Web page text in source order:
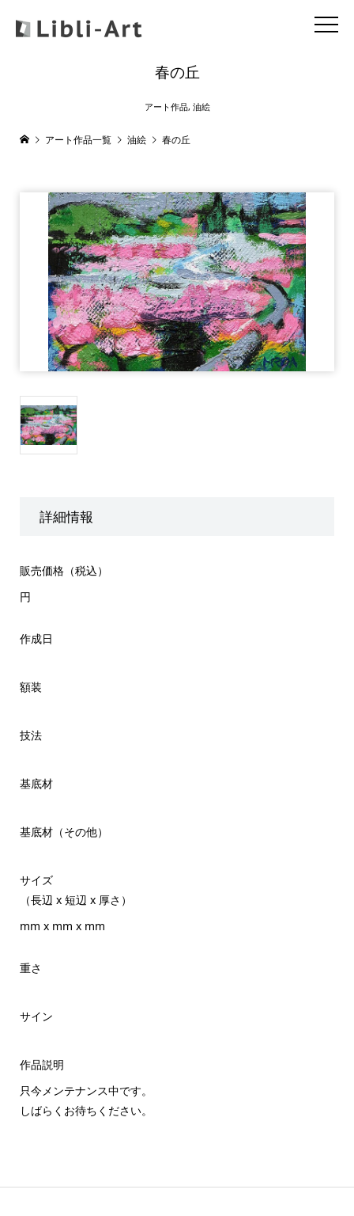
春の丘
アート作品, 油絵
アート作品一覧 油絵 春の丘
詳細情報
販売価格（税込）
円
作成日
額装
技法
基底材
基底材（その他）
サイズ
（長辺 x 短辺 x 厚さ）
mm x mm x mm
重さ
サイン
作品説明
只今メンテナンス中です。
しばらくお待ちください。